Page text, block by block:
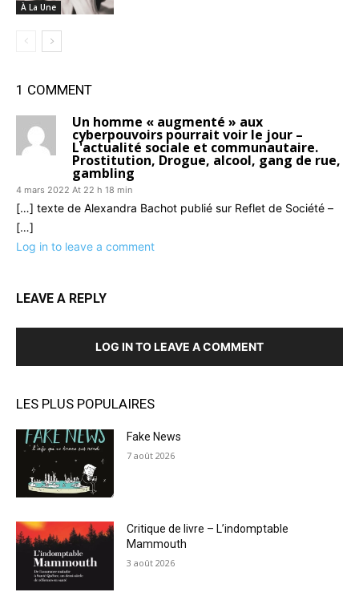
À La Une
1 COMMENT
Un homme « augmenté » aux
cyberpouvoirs pourrait voir le jour –
L'actualité sociale et communautaire.
Prostitution, Drogue, alcool, gang de rue,
gambling
4 mars 2022 At 22 h 18 min
[…] texte de Alexandra Bachot publié sur Reflet de Société –
[…]
Log in to leave a comment
LEAVE A REPLY
LOG IN TO LEAVE A COMMENT
LES PLUS POPULAIRES
Fake News
7 août 2026
Critique de livre – L’indomptable
Mammouth
3 août 2026